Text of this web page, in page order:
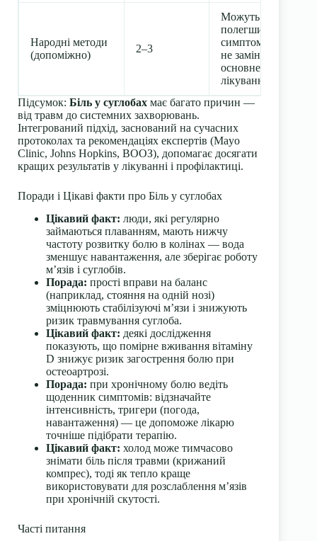
Народні методи
(допоміжно)
2–3
Можуть
полегшити
симптоми, але
не замінюють
основне
лікування.
Підсумок: Біль у суглобах має багато причин —
від травм до системних захворювань.
Інтегрований підхід, заснований на сучасних
протоколах та рекомендаціях експертів (Mayo
Clinic, Johns Hopkins, ВООЗ), допомагає досягати
кращих результатів у лікуванні і профілактиці.
Поради і Цікаві факти про Біль у суглобах
Цікавий факт: люди, які регулярно
займаються плаванням, мають нижчу
частоту розвитку болю в колінах — вода
зменшує навантаження, але зберігає роботу
м’язів і суглобів.
Порада: прості вправи на баланс
(наприклад, стояння на одній нозі)
зміцнюють стабілізуючі м’язи і знижують
ризик травмування суглоба.
Цікавий факт: деякі дослідження
показують, що помірне вживання вітаміну
D знижує ризик загострення болю при
остеоартрозі.
Порада: при хронічному болю ведіть
щоденник симптомів: відзначайте
інтенсивність, тригери (погода,
навантаження) — це допоможе лікарю
точніше підібрати терапію.
Цікавий факт: холод може тимчасово
знімати біль після травми (крижаний
компрес), тоді як тепло краще
використовувати для розслаблення м’язів
при хронічній скутості.
Часті питання